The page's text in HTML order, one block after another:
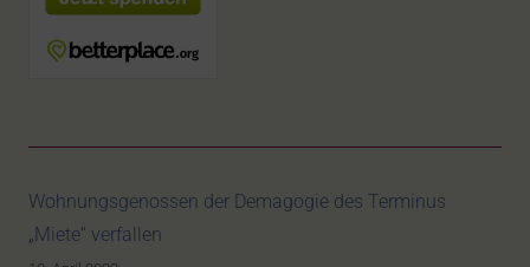
Wohnungsgenossen der Demagogie des Terminus
„Miete“ verfallen